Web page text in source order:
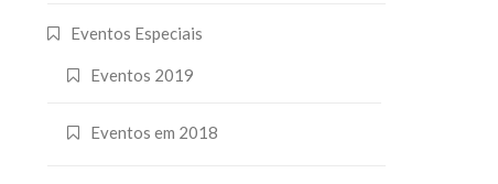
Eventos Especiais
Eventos 2019
Eventos em 2018